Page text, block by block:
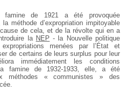
de 1921 a été provoquée
la méthode d’expropriation impitoyable
cause de cela, et de la révolte qui en a
la NEP - la Nouvelle politique
menées par l’État et
de certains de leurs surplus pour leur
immédiatement les conditions
famine de 1932-1933, elle, a été
méthodes « communistes » des